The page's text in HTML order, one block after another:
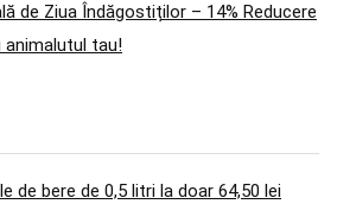
de Ziua Îndăgostiților – 14% Reducere
animalutul tau!
de bere de 0,5 litri la doar 64,50 lei